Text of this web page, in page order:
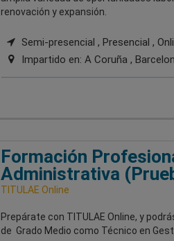
renovación y expansión.
Semi-presencial , Presencial ,
Impartido en: A Coruña ,
Formación
Administrativa
TITULAE Online
Prepárate con TITULAE Online, y
de Grado Medio como Técnico en